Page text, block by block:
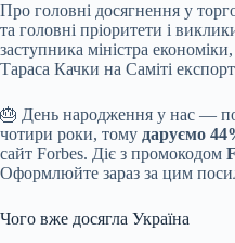
Про головні досягнення у
та головні пріоритети і
заступника міністра
Тараса Качки на Саміті
🎂 День народження у нас —
чотири роки, тому даруємо
сайт Forbes. Діє з промокодом
Оформлюйте зараз за цим
Чого вже досягла Україна